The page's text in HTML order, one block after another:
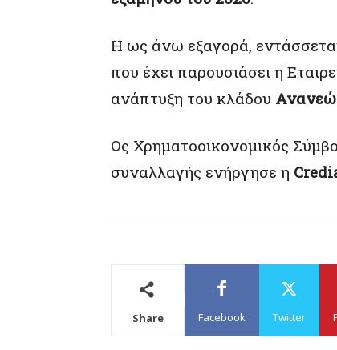
Η ως άνω εξαγορά,
που έχει παρουσιάσει η
ανάπτυξη του κλάδου
Ως Χρηματοοικονομικός
συναλλαγής ενήργησε η
Share Facebook Twitter